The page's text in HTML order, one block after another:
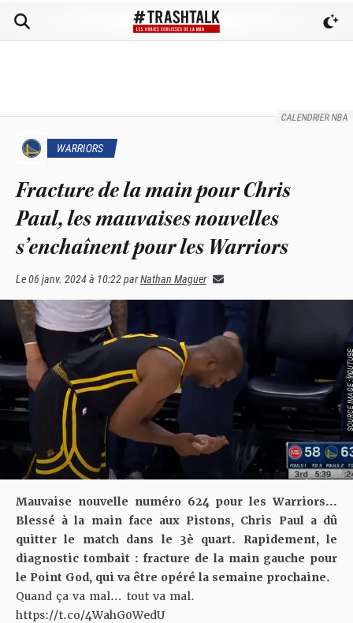
CALENDRIER NBA
WARRIORS
Fracture de la main pour Chris
Paul, les mauvaises nouvelles
s’enchaînent pour les Warriors
Le06 janv. 2024 à 10:22parNathan Maguer
SOURCE
Mauvaise nouvelle numéro 624 pour les Warriors…
Blessé à la main face aux Pistons, Chris Paul a dû
quitter le match dans le 3è quart. Rapidement, le
diagnostic tombait : fracture de la main gauche pour
le Point God, qui va être opéré la semaine prochaine.
Quand ça va mal… tout va mal.
https://t.co/4WahG0WedU